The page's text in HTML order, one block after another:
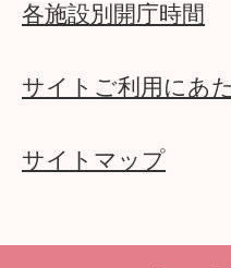
各施設別開庁時間
サイトご利用にあ
サイトマップ